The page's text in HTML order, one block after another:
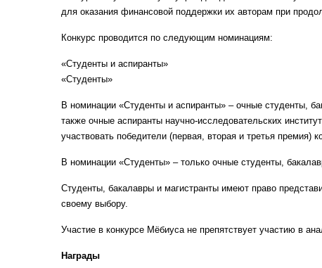
для оказания финансовой поддержки их авторам при
Конкурс проводится по следующим номинациям:
«Студенты и аспиранты»
«Студенты»
В номинации «Студенты и аспиранты» – очные студенты,
также очные аспиранты научно-исследовательских
участвовать победители (первая, вторая и третья премия)
В номинации «Студенты» – только очные студенты,
Студенты, бакалавры и магистранты имеют право
своему выбору.
Участие в конкурсе Мёбиуса не препятствует участию в
Награды